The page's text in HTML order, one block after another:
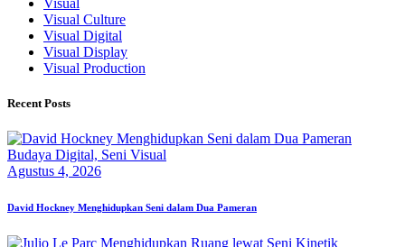
Visual
Visual Culture
Visual Digital
Visual Display
Visual Production
Recent Posts
Budaya Digital, Seni Visual
Agustus 4, 2026
David Hockney Menghidupkan Seni dalam Dua Pameran